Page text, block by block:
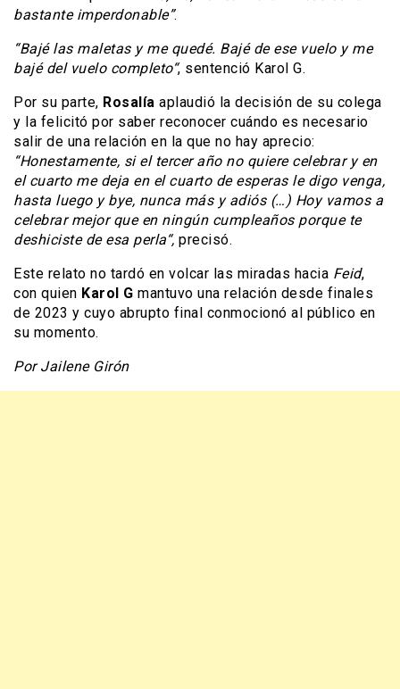
bastante imperdonable”.
“Bajé las maletas y me quedé. Bajé de ese vuelo y me
bajé del vuelo completo“, sentenció Karol G.
Por su parte, Rosalía aplaudió la decisión de su colega
y la felicitó por saber reconocer cuándo es necesario
salir de una relación en la que no hay aprecio:
“Honestamente, si el tercer año no quiere celebrar y en
el cuarto me deja en el cuarto de esperas le digo venga,
hasta luego y bye, nunca más y adiós (…) Hoy vamos a
celebrar mejor que en ningún cumpleaños porque te
deshiciste de esa perla“, precisó.
Este relato no tardó en volcar las miradas hacia Feid,
con quien Karol G mantuvo una relación desde finales
de 2023 y cuyo abrupto final conmocionó al público en
su momento.
Por Jailene Girón